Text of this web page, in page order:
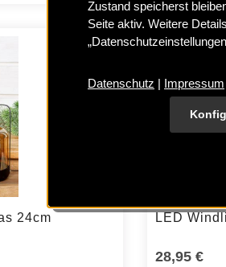
gewünschten Wert ein
24cm Produkt
LED
28,95 €
Zustand speicherst
Seite aktiv. Weitere
Datenschutz | Impressum